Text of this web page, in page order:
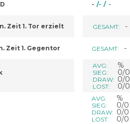
Zeit 1. Tor erzielt
Zeit 1. Gegentor
- /- / -
GESAMT: -
GESAMT: -
AVG: %
SIEG: 0/0
DRAW: 0/0
LOST: 0/0
AVG: %
SIEG: 0/0
DRAW: 0/0
LOST: 0/0